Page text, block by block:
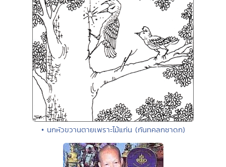
• นกหัวขวานตายเพราะไม้แก่น (กันทคลกชาดก)